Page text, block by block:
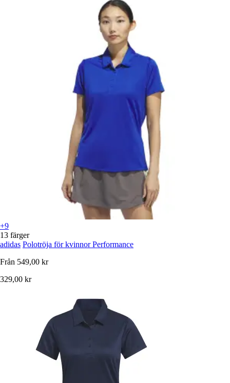
+9
13 färger
adidas Polotröja för kvinnor Performance
Från 549,00 kr
329,00 kr